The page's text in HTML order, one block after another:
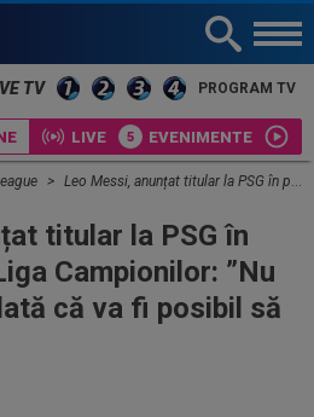
PROGRAM TV
LIVE EVENIMENTE
Leo Messi, anunțat titular la PSG în primul meci din Liga Campionilor: ”Nu am crezut niciodată că va fi posibil să vină!”
titular la PSG în
Campionilor: ”Nu
că va fi posibil să